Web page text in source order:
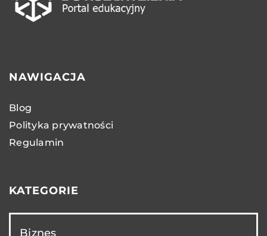
NAWIGACJA
Blog
Polityka prywatności
Regulamin
KATEGORIE
Biznes